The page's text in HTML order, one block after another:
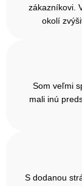
zákazníkovi.
okolí
Som veľmi
mali inú
S dodanou